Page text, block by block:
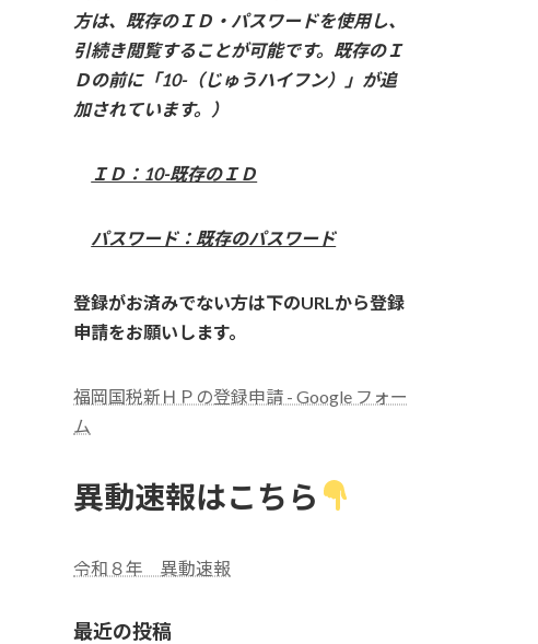
方は、既存のＩＤ・パスワードを使用し、
引続き閲覧することが可能です。既存のＩ
Ｄの前に「10-（じゅうハイフン）」が追
加されています。）
ＩＤ：10-既存のＩＤ
パスワード：既存のパスワード
登録がお済みでない方は下のURLから登録
申請をお願いします。
福岡国税新ＨＰの登録申請 - Google フォー
ム
異動速報はこちら
令和８年 異動速報
最近の投稿